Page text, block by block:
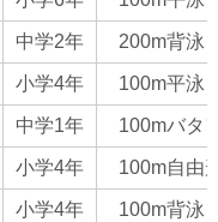
会
出場者
秀選手招待水泳競技
中学2年 200m背泳
小学4年 100m平泳
中学1年 100mバタ
小学4年 100m自由
小学4年 100m背泳